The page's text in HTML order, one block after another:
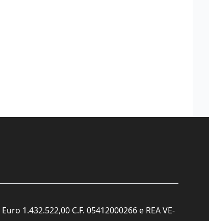
1.432.522,00 C.F. 05412000266 e REA VE-